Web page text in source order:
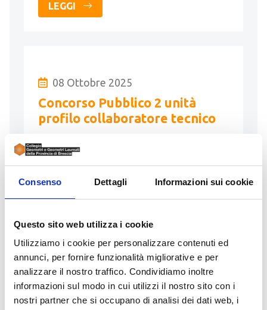
Consenso Dettagli Informazioni sui cookie
Questo sito web utilizza i cookie
Utilizziamo i cookie per personalizzare contenuti ed
annunci, per fornire funzionalità migliorative e per
analizzare il nostro traffico. Condividiamo inoltre
informazioni sul modo in cui utilizzi il nostro sito con i
nostri partner che si occupano di analisi dei dati web, i
LEGGI
08 Ottobre 2025
Concorso Pubblico 2 unità
profilo collaboratore tecnico
Concorso Pubblico per titoli ed esami
per l’assunzione con contratto di lavoro
a tempo pieno e indeterminato di n. 2
unità di personale …
LEGGI
01 Settembre 2025